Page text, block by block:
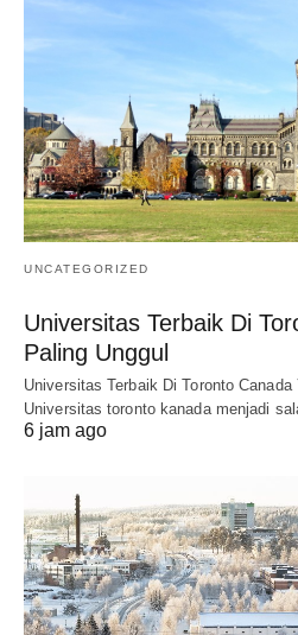
UNCATEGORIZED
Universitas Terbaik Di
Paling Unggul
Universitas Terbaik Di Toronto
Universitas toronto kanada menjadi
6 jam ago